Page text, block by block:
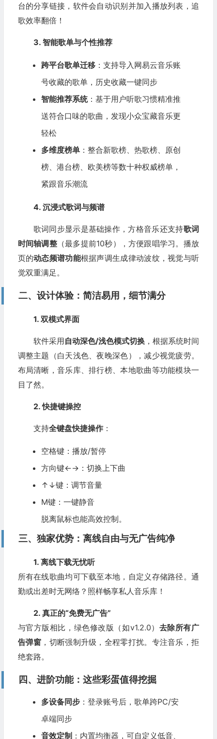
台的分享链接，软件会自动识别并加入播放列表，追
歌效率翻倍！
3. 智能歌单与个性推荐
跨平台歌单迁移：支持导入网易云音乐账
号收藏的歌单，历史收藏一键同步
智能推荐系统：基于用户听歌习惯精准推
送符合口味的歌曲，发现小众宝藏音乐更
轻松
多维度榜单：整合新歌榜、热歌榜、原创
榜、港台榜、欧美榜等数十种权威榜单，
紧跟音乐潮流
4. 沉浸式歌词与频谱
歌词同步显示是基础操作，方格音乐还支持歌词
时间轴调整（最多提前10秒），方便跟唱学习。播放
页的动态频谱功能根据声调生成律动波纹，视觉与听
觉双重满足。
二、设计体验：简洁易用，细节满分
1. 双模式界面
软件采用自动深色/浅色模式切换，根据系统时间
调整主题（白天浅色、夜晚深色），减少视觉疲劳。
布局清晰，音乐库、排行榜、本地歌曲等功能模块一
目了然。
2. 快捷键操控
支持全键盘快捷操作：
空格键：播放/暂停
方向键←→：切换上下曲
↑↓键：调节音量
M键：一键静音
脱离鼠标也能高效控制。
三、独家优势：离线自由与无广告纯净
1. 离线下载无忧听
所有在线歌曲均可下载至本地，自定义存储路径。通
勤或出差时无网络？照样畅享私人音乐库！
2. 真正的“免费无广告”
与官方版相比，绿色修改版（如v1.2.0） 去除所有广
告弹窗 ，切断强制升级，全程零打扰。专注音乐，拒
绝套路。
四、进阶功能：这些彩蛋值得挖掘
多设备同步：登录账号后，歌单跨PC/安
卓端同步
音效定制：内置均衡器，可自定义低音、